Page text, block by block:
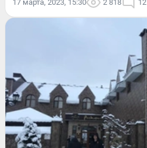
17 марта, 2023, 15:30 2 818 12